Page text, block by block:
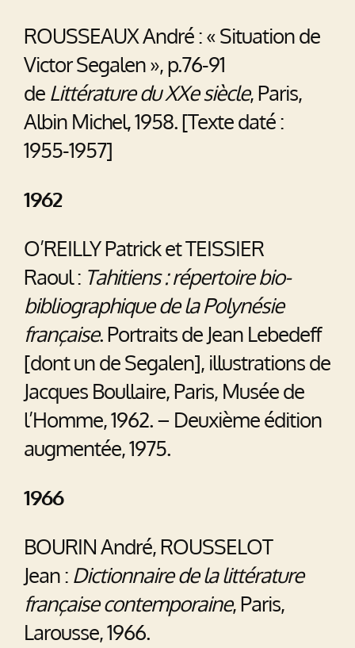
ROUSSEAUX André : « Situation de
Victor Segalen », p.76-91
de Littérature du XXe siècle, Paris,
Albin Michel, 1958. [Texte daté :
1955-1957]
1962
O’REILLY Patrick et TEISSIER
Raoul : Tahitiens : répertoire bio-
bibliographique de la Polynésie
française. Portraits de Jean Lebedeff
[dont un de Segalen], illustrations de
Jacques Boullaire, Paris, Musée de
l’Homme, 1962. – Deuxième édition
augmentée, 1975.
1966
BOURIN André, ROUSSELOT
Jean : Dictionnaire de la littérature
française contemporaine, Paris,
Larousse, 1966.